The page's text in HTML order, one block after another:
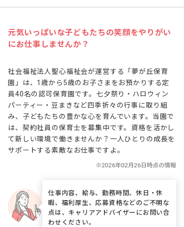
元気いっぱいな子どもたちの笑顔をやりがい
にお仕事しませんか？
社会福祉法人聖心福祉会が運営する「夢が丘保育
園」は、1歳から5歳のお子さまをお預かりする定
員40名の認可保育園です。七夕祭り・ハロウィン
パーティー・豆まきなど四季折々の行事に取り組
み、子どもたちの豊かな心を育んでいます。当園で
は、契約社員の保育士を募集中です。資格を活かし
て新しい環境で働きませんか？一人ひとりの成長を
サポートする素敵なお仕事ですよ。
仕事内容、給与、勤務時間、休日・休
暇、福利厚生、応募資格などのご不明な
点は、キャリアアドバイザーにお問い合
わせください。